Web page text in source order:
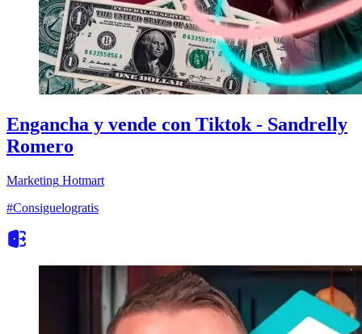
Engancha y vende con Tiktok - Sandrelly
Romero
Marketing Hotmart
#Consiguelogratis